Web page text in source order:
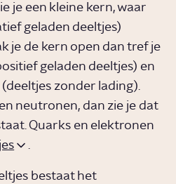
je een kleine kern, waar
geladen deeltjes)
je de kern open dan tref je
geladen deeltjes) en
zonder lading).
neutronen, dan zie je dat
Quarks en elektronen
bestaat het